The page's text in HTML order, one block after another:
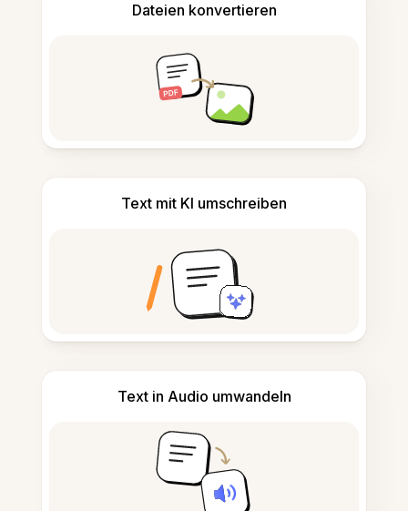
Dateien konvertieren
Text mit KI umschreiben
Text in Audio umwandeln